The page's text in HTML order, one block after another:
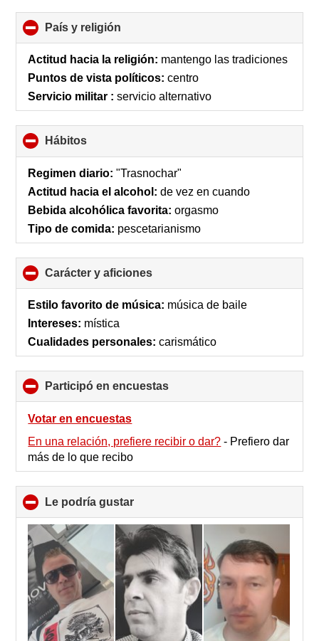
País y religión
to
collapse
contents
Actitud hacia la religión: mantengo las tradiciones
Puntos de vista políticos: centro
Servicio militar : servicio alternativo
Hábitos
to
collapse
Regimen diario: "Trasnochar"
Actitud hacia el alcohol: de vez en cuando
Bebida alcohólica favorita: orgasmo
Tipo de comida: pescetarianismo
Carácter y aficiones
to
collapse
Estilo favorito de música: música de baile
Intereses: mística
Cualidades personales: carismático
Participó en encuestas
to
Votar en encuestas
En una relación, prefiere recibir o dar? - Prefiero dar
más de lo que recibo
Le podría gustar
to
collapse
contents